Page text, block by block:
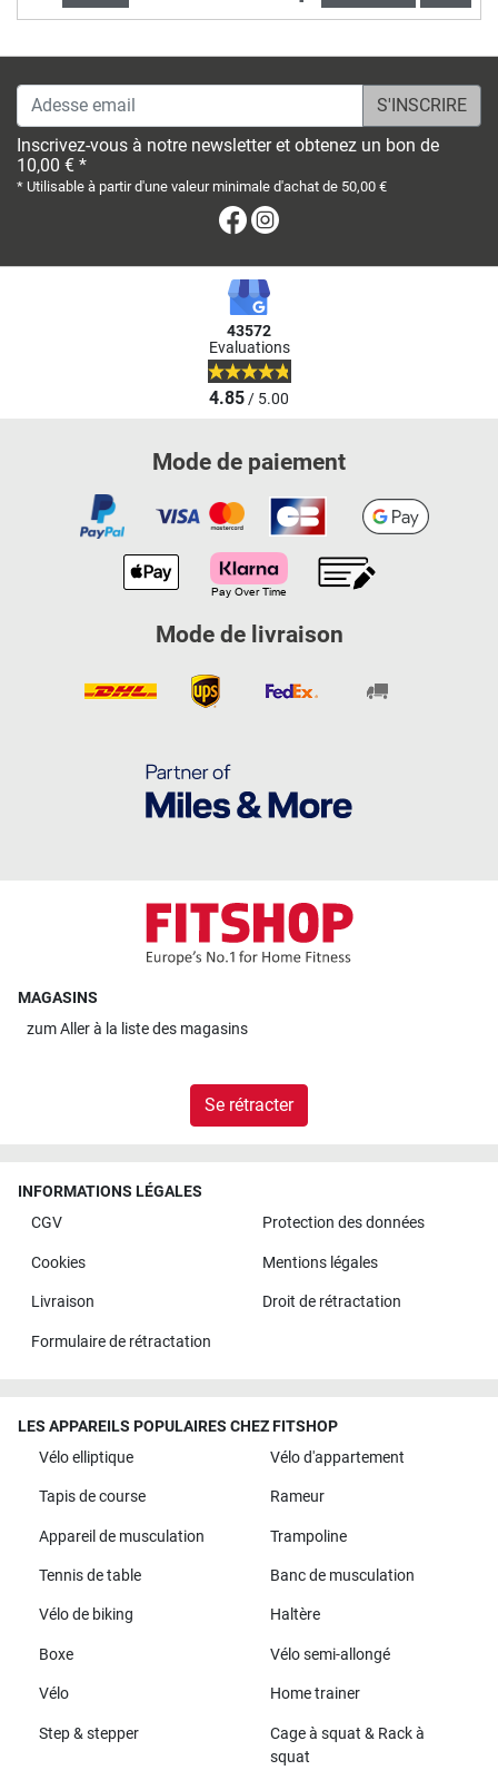
Adesse email
Inscrivez-vous à notre newsletter et obtenez un bon de
10,00 € *
* Utilisable à partir d'une valeur minimale d'achat de 50,00 €
Facebook
43572
Evaluations
4.85/ 5.00
Mode de paiement
Mode de livraison
MAGASINS
zumAller à la liste des magasins
Se rétracter
INFORMATIONS LÉGALES
CGV
Protection des données
Cookies Mentions légales
Livraison Droit de rétractation
Formulaire de rétractation
LES APPAREILS POPULAIRES CHEZ FITSHOP
Vélo elliptique
Vélo d'appartement
Tapis de course Rameur
Appareil de musculation Trampoline
Tennis de table Banc de musculation
Vélo de biking Haltère
Boxe Vélo semi-allongé
Vélo Home trainer
Step & stepper
Cage à squat & Rack à
squat